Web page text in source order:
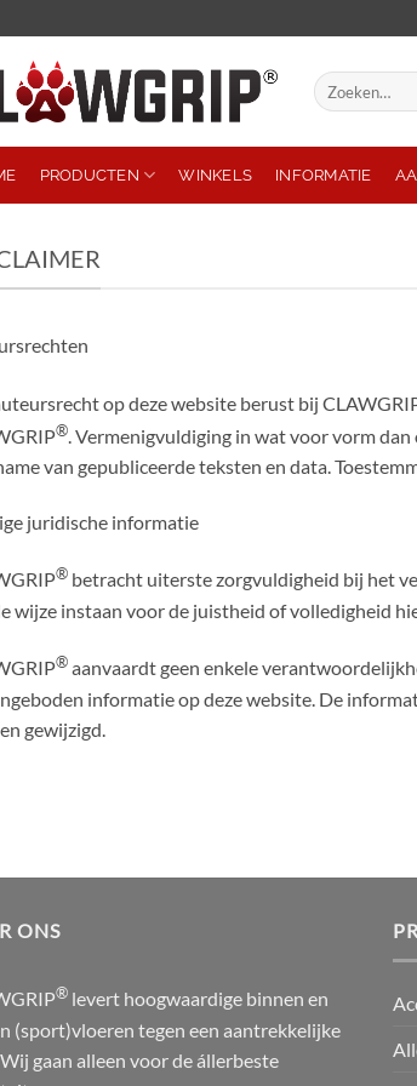
Zoeken
naar:
PRODUCTEN WINKELS INFORMATIE
op deze website berust bij
®. Vermenigvuldiging in wat voor vorm
van gepubliceerde teksten en data.
juridische informatie
® betracht uiterste zorgvuldigheid bij het
wijze instaan voor de juistheid of volledigheid
®aanvaardt geen enkele
informatie op deze website. De
gewijzigd.
ONS
® levert hoogwaardige binnen en
(sport)vloeren tegen een aantrekkelijke
gaan alleen voor de állerbeste